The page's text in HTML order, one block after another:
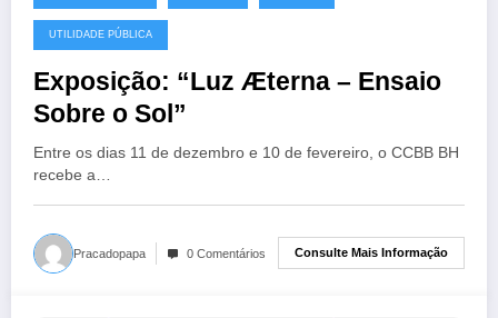
UTILIDADE PÚBLICA
Exposição: “Luz Æterna – Ensaio
Sobre o Sol”
Entre os dias 11 de dezembro e 10 de fevereiro, o CCBB BH
recebe a…
Pracadopapa 0 Comentários Consulte Mais Informação